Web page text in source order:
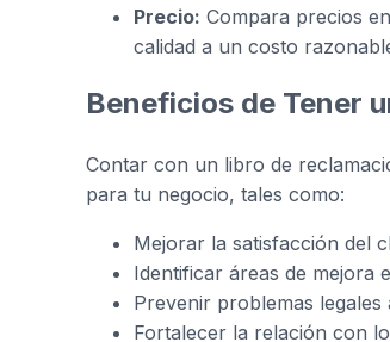
Precio: Compara precios
calidad a un costo
Beneficios de Tener
Contar con un libro de
para tu negocio, tales como:
Mejorar la satisfacción del
Identificar áreas de mejora
Prevenir problemas
Fortalecer la relación con